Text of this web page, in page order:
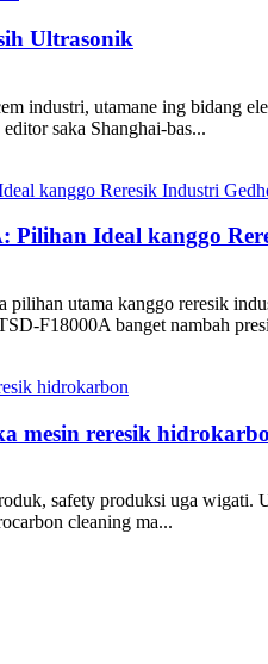
Ultrasonik
industri, utamane ing bidang
saka Shanghai-bas...
Pilihan Ideal kanggo
utama kanggo reresik
F18000A banget nambah
mesin reresik
safety produksi uga
cleaning ma...